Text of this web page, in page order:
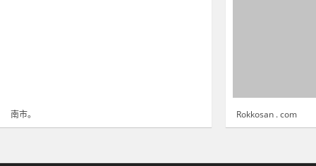
南市。 Rokkosan . com